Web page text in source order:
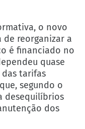
o novo
reorganizar a
é financiado no
quase
tarifas
segundo o
desequilíbrios
dos